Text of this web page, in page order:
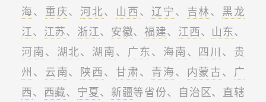
海、 重庆、 河北、 山西、 辽宁、 吉林、 黑龙
江、 江苏、 浙江、 安徽、福建、 江西、 山东、
河南、 湖北、 湖南、 广东、 海南、 四川、 贵
州、 云南、 陕西、 甘肃、 青海、 内蒙古、 广
西、 西藏、 宁夏、 新疆等省份、自治区、直辖